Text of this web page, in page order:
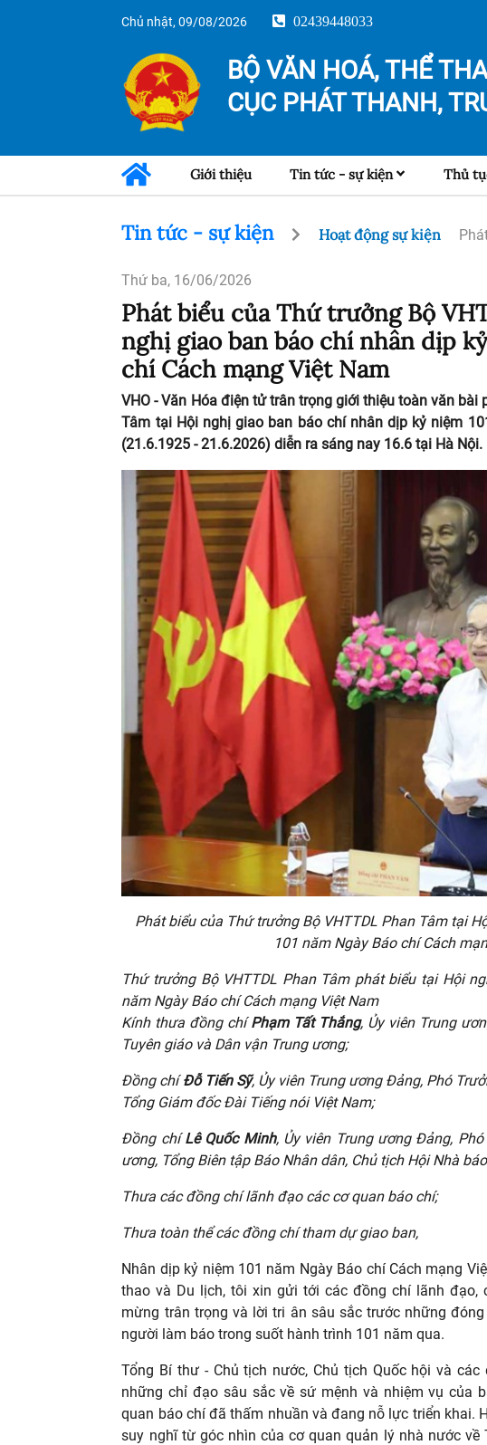
Chủ nhật, 09/08/2026 02439448033
BỘ VĂN HOÁ, THỂ
CỤC PHÁT THANH,
Giới thiệu Tin tức - sự kiện Thủ
Tin tức - sự kiện Hoạt động sự kiện
Thứ ba, 16/06/2026
Phát biểu của Thứ trưởng Bộ
nghị giao ban báo chí nhân dịp
chí Cách mạng Việt Nam
VHO - Văn Hóa điện tử trân trọng giới thiệu toàn văn
Tâm tại Hội nghị giao ban báo chí nhân dịp kỷ niệm
(21.6.1925 - 21.6.2026) diễn ra sáng nay 16.6 tại Hà Nội.
Phát biểu của Thứ trưởng Bộ VHTTDL Phan Tâm tại
101 năm Ngày Báo chí Cách
Thứ trưởng Bộ VHTTDL Phan Tâm phát biểu tại Hội
năm Ngày Báo chí Cách mạng Việt Nam
Kính thưa đồng chíPhạm Tất Thắng, Ủy viên Trung
Tuyên giáo và Dân vận Trung ương;
Đồng chíĐỗ Tiến Sỹ, Ủy viên Trung ương Đảng, Phó
Tổng Giám đốc Đài Tiếng nói Việt Nam;
Đồng chíLê Quốc Minh, Ủy viên Trung ương Đảng,
ương, Tổng Biên tập Báo Nhân dân, Chủ tịch Hội Nhà
Thưa các đồng chí lãnh đạo các cơ quan báo chí;
Thưa toàn thể các đồng chí tham dự giao ban,
Nhân dịp kỷ niệm 101 năm Ngày Báo chí Cách mạng
thao và Du lịch, tôi xin gửi tới các đồng chí lãnh đạo,
mừng trân trọng và lời tri ân sâu sắc trước những
người làm báo trong suốt hành trình 101 năm qua.
Tổng Bí thư - Chủ tịch nước, Chủ tịch Quốc hội và
những chỉ đạo sâu sắc về sứ mệnh và nhiệm vụ của
quan báo chí đã thấm nhuần và đang nỗ lực triển khai.
suy nghĩ từ góc nhìn của cơ quan quản lý nhà nước